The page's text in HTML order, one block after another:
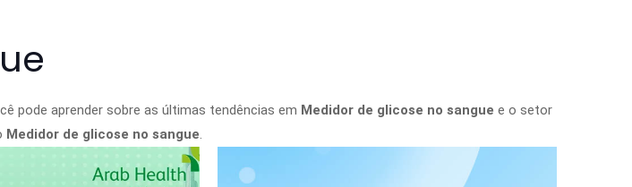
pode aprender sobre as últimas tendências em Medidor de glicose no sangue e o setor
Medidor de glicose no sangue.